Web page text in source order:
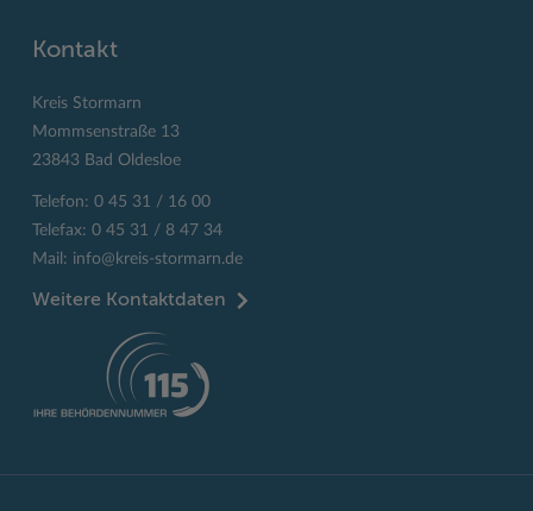
Kontakt
Kreis Stormarn
Mommsenstraße 13
23843 Bad Oldesloe
Telefon: 0 45 31 / 16 00
Telefax: 0 45 31 / 8 47 34
Mail: info@kreis-stormarn.de
Weitere Kontaktdaten